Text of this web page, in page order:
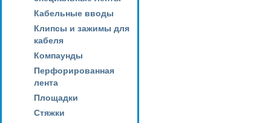
Кабельные вводы
Клипсы и зажимы для
кабеля
Компаунды
Перфорированная
лента
Площадки
Стяжки